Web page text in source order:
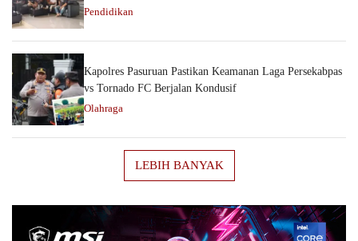
Pendidikan
Kapolres Pasuruan Pastikan Keamanan Laga Persekabpas
vs Tornado FC Berjalan Kondusif
Olahraga
LEBIH BANYAK